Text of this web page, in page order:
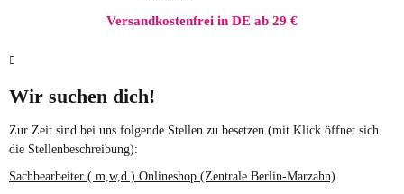
Versandkostenfrei in DE ab 29 €
Wir suchen dich!
Zur Zeit sind bei uns folgende Stellen zu besetzen (mit Klick öffnet sich
die Stellenbeschreibung):
Sachbearbeiter ( m,w,d ) Onlineshop (Zentrale Berlin-Marzahn)